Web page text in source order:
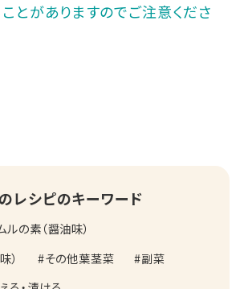
とがありますのでご注意くださ
レシピのキーワード
ルの素（醤油味）
）
その他葉茎菜
副菜